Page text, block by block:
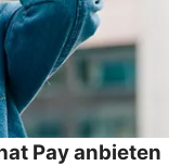
Pay anbieten